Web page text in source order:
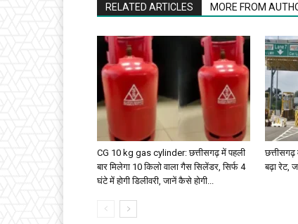
RELATED ARTICLES MORE FROM
CG 10 kg gas cylinder: छत्तीसगढ़ में पहली
बार मिलेगा 10 किलो वाला गैस सिलेंडर, सिर्फ 4
घंटे में होगी डिलीवरी, जानें कैसे होगी...
बढ़ा रेट,